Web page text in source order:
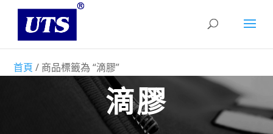
首頁 / 商品標籤為 “滴膠”
滴膠